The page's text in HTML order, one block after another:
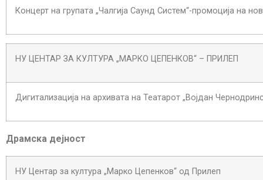
Концерт на групата „Чалгија Саунд Систем“-промоција на
НУ ЦЕНТАР ЗА КУЛТУРА „МАРКО ЦЕПЕНКОВ“ – ПРИЛЕП
Дигитализација на архивата на Театарот „Војдан
Драмска дејност
НУ Центар за култура „Марко Цепенков“ од Прилеп